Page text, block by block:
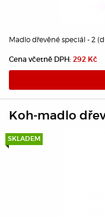
Madlo dřevěné speciál - 2
Cena včetně DPH: 292 Kč
Koh-madlo
SKLADEM